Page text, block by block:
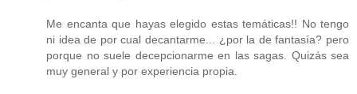
Me encanta que hayas elegido estas temáticas!! No tengo
ni idea de por cual decantarme... ¿por la de fantasía? pero
porque no suele decepcionarme en las sagas. Quizás sea
muy general y por experiencia propia.